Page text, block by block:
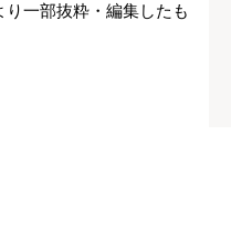
一部抜粋・編集したも